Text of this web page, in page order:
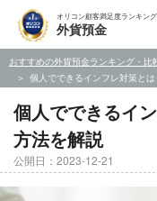
オリコン顧客満足度ランキング
外貨預金
おすすめの外貨預金ランキング・比
個人でできるインフレ対策と
個人でできるイ
方法を解説
公開日：2023-12-21